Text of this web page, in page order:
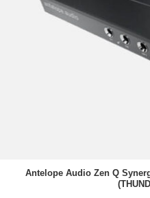
Antelope Audio Zen Q